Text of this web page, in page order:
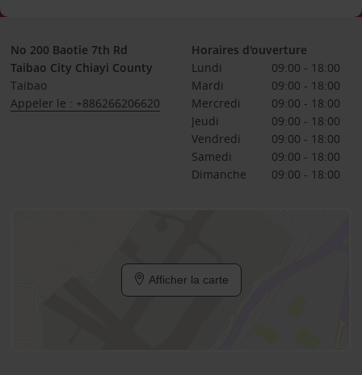
No 200 Baotie 7th Rd
Taibao City Chiayi County
Taibao
Appeler le : +886266206620
Horaires d'ouverture
Lundi
09:00 - 18:00
Mardi
09:00 - 18:00
Mercredi
09:00 - 18:00
Jeudi
09:00 - 18:00
Vendredi
09:00 - 18:00
Samedi
09:00 - 18:00
Dimanche
09:00 - 18:00
Afficher la carte